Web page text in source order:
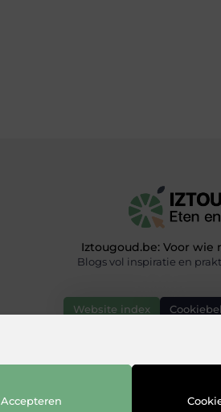
Accepteren
Iztougoud.be: Voor
Blogs vol inspiratie en
Website index